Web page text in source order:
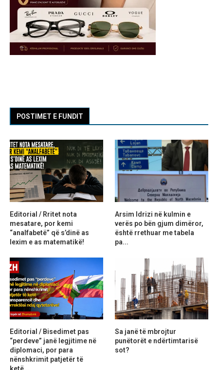
POSTIMET E FUNDIT
Editorial / Rritet nota
mesatare, por kemi
“analfabetë” që s’dinë as
lexim e as matematikë!
Arsim Idrizi në kulmin e
verës po bën gjum dimëror,
është rrethuar me tabela
pa...
Editorial / Bisedimet pas
“perdeve” janë legjitime në
diplomaci, por para
nënshkrimit patjetër të
Sa janë të mbrojtur
punëtorët e ndërtimtarisë
sot?